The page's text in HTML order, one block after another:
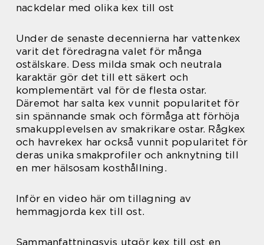
nackdelar med olika kex till ost
Under de senaste decennierna har vattenkex
varit det föredragna valet för många
ostälskare. Dess milda smak och neutrala
karaktär gör det till ett säkert och
komplementärt val för de flesta ostar.
Däremot har salta kex vunnit popularitet för
sin spännande smak och förmåga att förhöja
smakupplevelsen av smakrikare ostar. Rågkex
och havrekex har också vunnit popularitet för
deras unika smakprofiler och anknytning till
en mer hälsosam kosthållning.
Inför en video här om tillagning av
hemmagjorda kex till ost.
Sammanfattningsvis utgör kex till ost en